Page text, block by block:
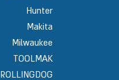
Hunter
Makita
Milwaukee
TOOLMAK
ROLLINGDOG